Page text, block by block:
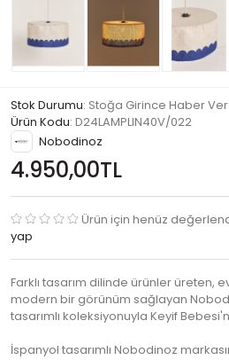
Stok Durumu: Stoğa Girince Haber Ver
Ürün Kodu: D24LAMPLIN40V/022
Nobodinoz
4.950,00TL
Ürün için henüz
yap
Farklı tasarım dilinde ürünler üreten,
modern bir görünüm sağlayan
tasarımlı koleksiyonuyla Keyif
İspanyol tasarımlı Nobodinoz